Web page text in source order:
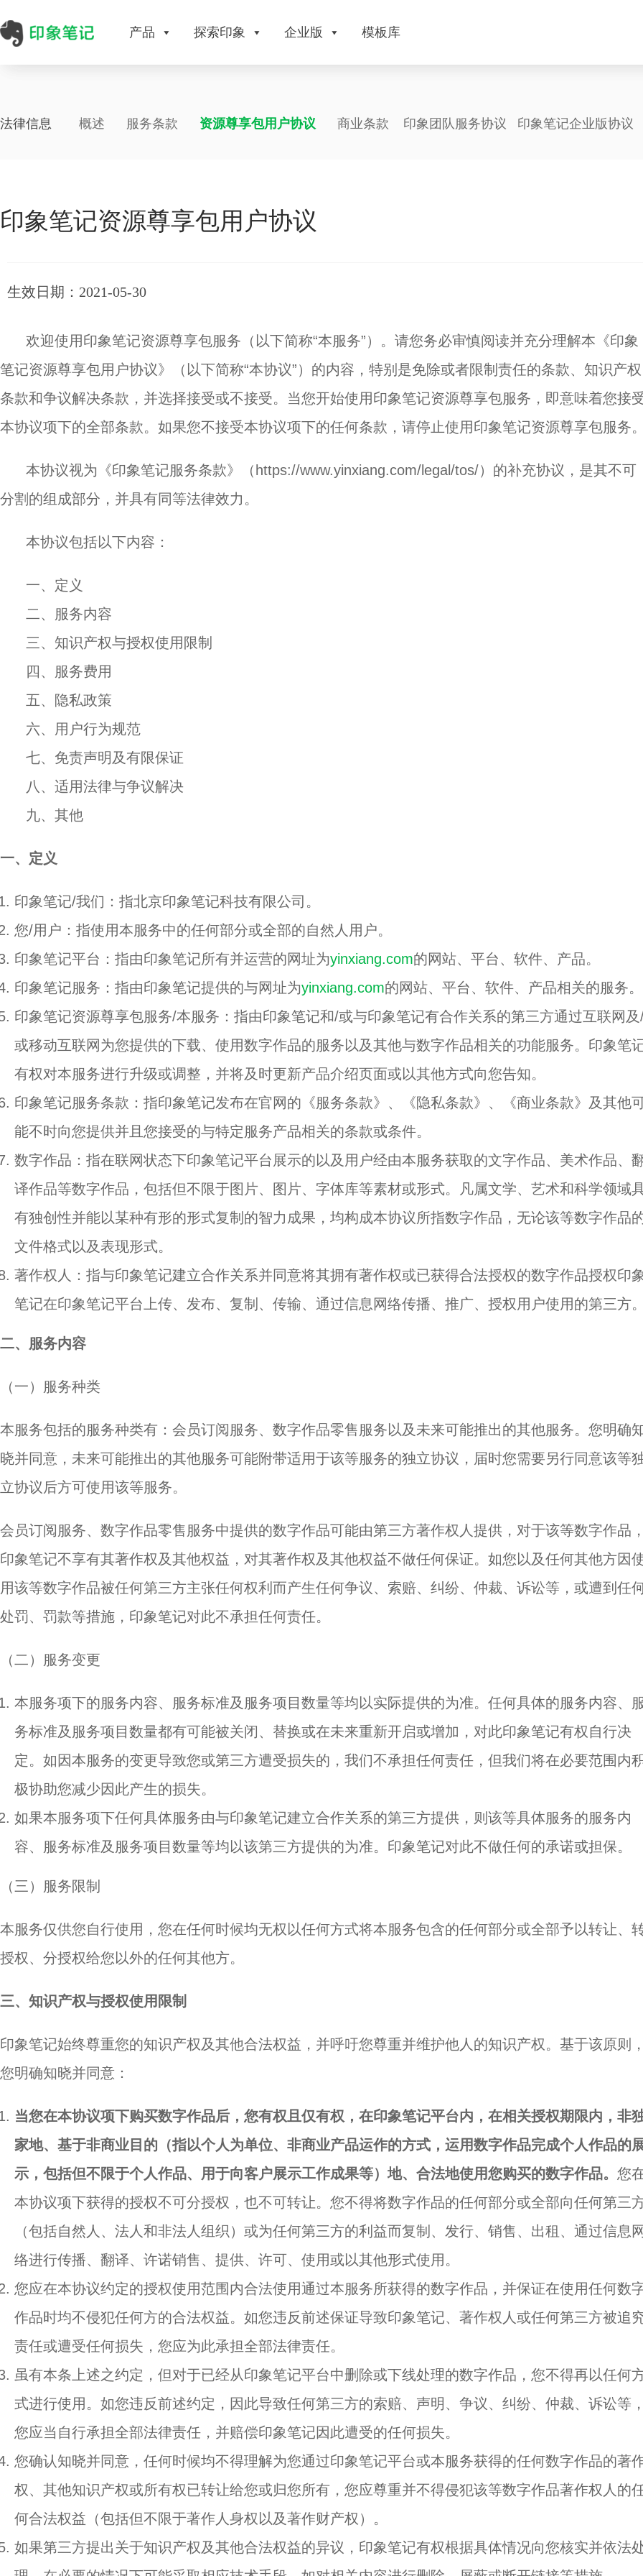
产品 探索印象 企业版 模板库
法律信息 概述 服务条款 资源尊享包用户协议 商业条款 印象团队服务协议 印象笔记企业版协议
印象笔记资源尊享包用户协议
生效日期：2021-05-30
欢迎使用印象笔记资源尊享包服务（以下简称“本服务”）。请您务必审慎阅读并充分理解本《印象
笔记资源尊享包用户协议》（以下简称“本协议”）的内容，特别是免除或者限制责任的条款、知识产权
条款和争议解决条款，并选择接受或不接受。当您开始使用印象笔记资源尊享包服务，即意味着您接
本协议项下的全部条款。如果您不接受本协议项下的任何条款，请停止使用印象笔记资源尊享包服务。
本协议视为《印象笔记服务条款》（https://www.yinxiang.com/legal/tos/）的补充协议，是其不可
分割的组成部分，并具有同等法律效力。
本协议包括以下内容：
一、定义
二、服务内容
三、知识产权与授权使用限制
四、服务费用
五、隐私政策
六、用户行为规范
七、免责声明及有限保证
八、适用法律与争议解决
九、其他
一、定义
印象笔记/我们：指北京印象笔记科技有限公司。
您/用户：指使用本服务中的任何部分或全部的自然人用户。
印象笔记平台：指由印象笔记所有并运营的网址为yinxiang.com的网站、平台、软件、产品。
印象笔记服务：指由印象笔记提供的与网址为yinxiang.com的网站、平台、软件、产品相关的服务。
印象笔记资源尊享包服务/本服务：指由印象笔记和/或与印象笔记有合作关系的第三方通过互联网及
或移动互联网为您提供的下载、使用数字作品的服务以及其他与数字作品相关的功能服务。印象笔
有权对本服务进行升级或调整，并将及时更新产品介绍页面或以其他方式向您告知。
印象笔记服务条款：指印象笔记发布在官网的《服务条款》、《隐私条款》、《商业条款》及其他
能不时向您提供并且您接受的与特定服务产品相关的条款或条件。
数字作品：指在联网状态下印象笔记平台展示的以及用户经由本服务获取的文字作品、美术作品、
译作品等数字作品，包括但不限于图片、图片、字体库等素材或形式。凡属文学、艺术和科学领域
有独创性并能以某种有形的形式复制的智力成果，均构成本协议所指数字作品，无论该等数字作品
文件格式以及表现形式。
著作权人：指与印象笔记建立合作关系并同意将其拥有著作权或已获得合法授权的数字作品授权印象
笔记在印象笔记平台上传、发布、复制、传输、通过信息网络传播、推广、授权用户使用的第三方。
二、服务内容
（一）服务种类
本服务包括的服务种类有：会员订阅服务、数字作品零售服务以及未来可能推出的其他服务。您明确
晓并同意，未来可能推出的其他服务可能附带适用于该等服务的独立协议，届时您需要另行同意该等
立协议后方可使用该等服务。
会员订阅服务、数字作品零售服务中提供的数字作品可能由第三方著作权人提供，对于该等数字作品，
印象笔记不享有其著作权及其他权益，对其著作权及其他权益不做任何保证。如您以及任何其他方因
用该等数字作品被任何第三方主张任何权利而产生任何争议、索赔、纠纷、仲裁、诉讼等，或遭到任
处罚、罚款等措施，印象笔记对此不承担任何责任。
（二）服务变更
本服务项下的服务内容、服务标准及服务项目数量等均以实际提供的为准。任何具体的服务内容、
务标准及服务项目数量都有可能被关闭、替换或在未来重新开启或增加，对此印象笔记有权自行决
定。如因本服务的变更导致您或第三方遭受损失的，我们不承担任何责任，但我们将在必要范围内
极协助您减少因此产生的损失。
如果本服务项下任何具体服务由与印象笔记建立合作关系的第三方提供，则该等具体服务的服务内
容、服务标准及服务项目数量等均以该第三方提供的为准。印象笔记对此不做任何的承诺或担保。
（三）服务限制
本服务仅供您自行使用，您在任何时候均无权以任何方式将本服务包含的任何部分或全部予以转让、
授权、分授权给您以外的任何其他方。
三、知识产权与授权使用限制
印象笔记始终尊重您的知识产权及其他合法权益，并呼吁您尊重并维护他人的知识产权。基于该原则，
您明确知晓并同意：
当您在本协议项下购买数字作品后，您有权且仅有权，在印象笔记平台内，在相关授权期限内，非
家地、基于非商业目的（指以个人为单位、非商业产品运作的方式，运用数字作品完成个人作品的
示，包括但不限于个人作品、用于向客户展示工作成果等）地、合法地使用您购买的数字作品。 您
本协议项下获得的授权不可分授权，也不可转让。您不得将数字作品的任何部分或全部向任何第三
（包括自然人、法人和非法人组织）或为任何第三方的利益而复制、发行、销售、出租、通过信息网
络进行传播、翻译、许诺销售、提供、许可、使用或以其他形式使用。
您应在本协议约定的授权使用范围内合法使用通过本服务所获得的数字作品，并保证在使用任何数
作品时均不侵犯任何方的合法权益。如您违反前述保证导致印象笔记、著作权人或任何第三方被追
责任或遭受任何损失，您应为此承担全部法律责任。
虽有本条上述之约定，但对于已经从印象笔记平台中删除或下线处理的数字作品，您不得再以任何
式进行使用。如您违反前述约定，因此导致任何第三方的索赔、声明、争议、纠纷、仲裁、诉讼等，
您应当自行承担全部法律责任，并赔偿印象笔记因此遭受的任何损失。
您确认知晓并同意，任何时候均不得理解为您通过印象笔记平台或本服务获得的任何数字作品的著
权、其他知识产权或所有权已转让给您或归您所有，您应尊重并不得侵犯该等数字作品著作权人的
何合法权益（包括但不限于著作人身权以及著作财产权）。
如果第三方提出关于知识产权及其他合法权益的异议，印象笔记有权根据具体情况向您核实并依法